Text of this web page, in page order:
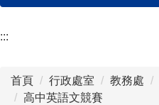
:::
首頁 行政處室 教務處
高中英語文競賽